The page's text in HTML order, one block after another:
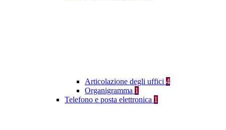
Articolazione degli uffici 4
Organigramma 1
Telefono e posta elettronica 1